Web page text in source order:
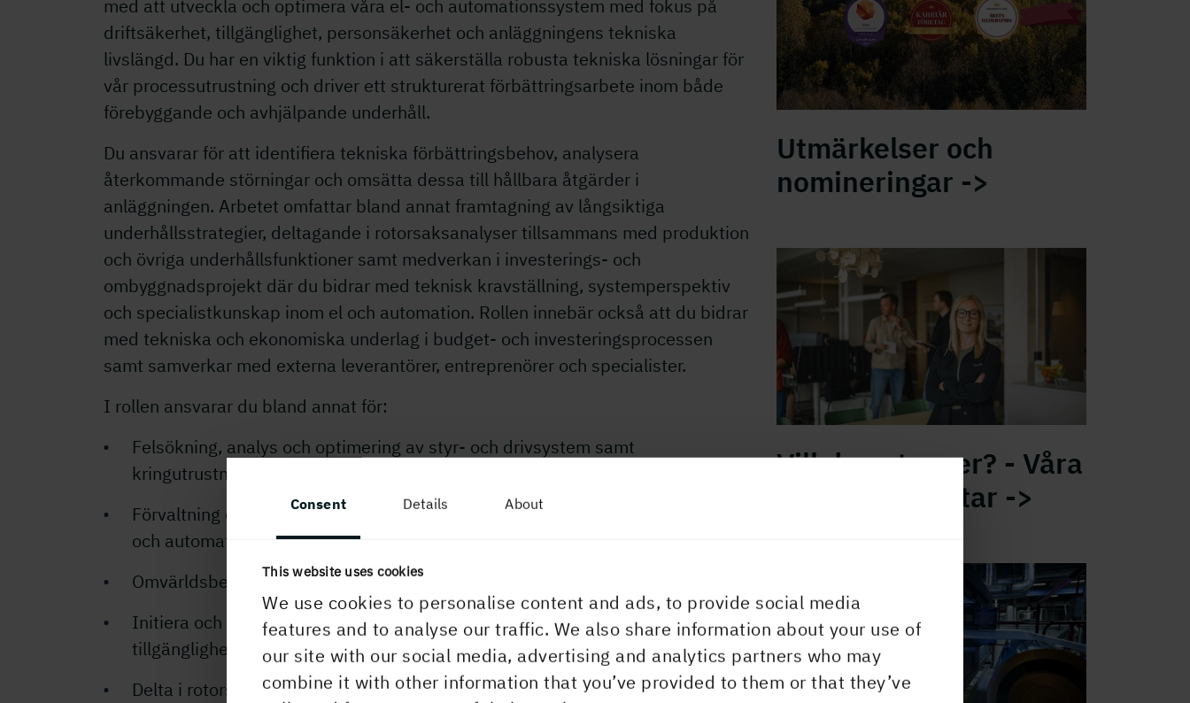
Consent Details About
This website uses cookies
We use cookies to personalise content and ads, to provide social media
features and to analyse our traffic. We also share information about your use of
our site with our social media, advertising and analytics partners who may
combine it with other information that you’ve provided to them or that they’ve
med att utveckla och optimera våra el- och automationssystem med fokus på
driftsäkerhet, tillgänglighet, personsäkerhet och anläggningens tekniska
livslängd. Du har en viktig funktion i att säkerställa robusta tekniska lösningar för
vår processutrustning och driver ett strukturerat förbättringsarbete inom både
förebyggande och avhjälpande underhåll.
Du ansvarar för att identifiera tekniska förbättringsbehov, analysera
återkommande störningar och omsätta dessa till hållbara åtgärder i
anläggningen. Arbetet omfattar bland annat framtagning av långsiktiga
underhållsstrategier, deltagande i rotorsaksanalyser tillsammans med produktion
och övriga underhållsfunktioner samt medverkan i investerings- och
ombyggnadsprojekt där du bidrar med teknisk kravställning, systemperspektiv
och specialistkunskap inom el och automation. Rollen innebär också att du bidrar
med tekniska och ekonomiska underlag i budget- och investeringsprocessen
samt samverkar med externa leverantörer, entreprenörer och specialister.
I rollen ansvarar du bland annat för:
Felsökning, analys och optimering av styr- och drivsystem samt
kringutrustning
Förvaltning och vidareutveckling av anläggningens elektriska installationer
och automationslösningar
Omvärldsbevakning av ny teknik
Initiera och driva tekniska förbättringsåtgärder med fokus på driftsäkerhet,
tillgänglighet och elsäkerhet
Delta i rotorsaksanalyser och omsätta resultat till tekniska standarder,
Utmärkelser och
nomineringar ->
Holmens medarbetare
Vill du veta mer? - Våra
kollegor berättar ->